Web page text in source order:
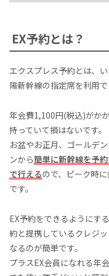
EX予約とは？
エクスプレス予約とは、
陽新幹線の指定席を利用
年会費1,100円(税込)がか
持っていて損はないです。
お盆やお正月、ゴールデ
ンから簡単に新幹線を予
で行えるので、ピーク時
です。
EX予約をできるようにす
約と提携しているクレジ
なるのが簡単です。
プラスEX会員になれる年